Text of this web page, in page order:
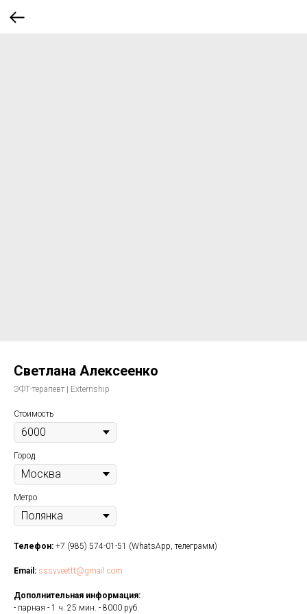
Светлана Алексеенко
ЭФТ-терапевт | Externship
Стоимость
Город
Метро
Телефон: +7 (985) 574-01-51 (WhatsApp, телеграмм)
Email: sssvveettt@gmail.com
Дополнительная информация:
- парная - 1 ч. 25 мин. - 8000 руб.